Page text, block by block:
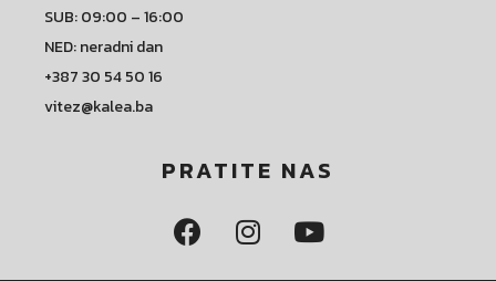
SUB: 09:00 – 16:00
NED: neradni dan
+387 30 54 50 16
vitez@kalea.ba
PRATITE NAS